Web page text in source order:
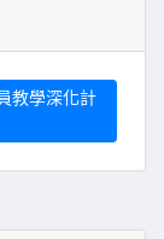
教學深化計